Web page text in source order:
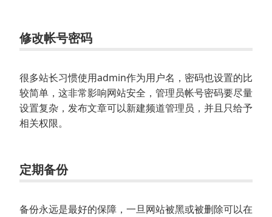
修改帐号密码
很多站长习惯使用admin作为用户名，密码也设置的比
较简单，这非常影响网站安全，管理员帐号密码要尽量
设置复杂，发布文章可以新建频道管理员，并且只给予
相关权限。
定期备份
备份永远是最好的保障，一旦网站被黑或被删除可以在